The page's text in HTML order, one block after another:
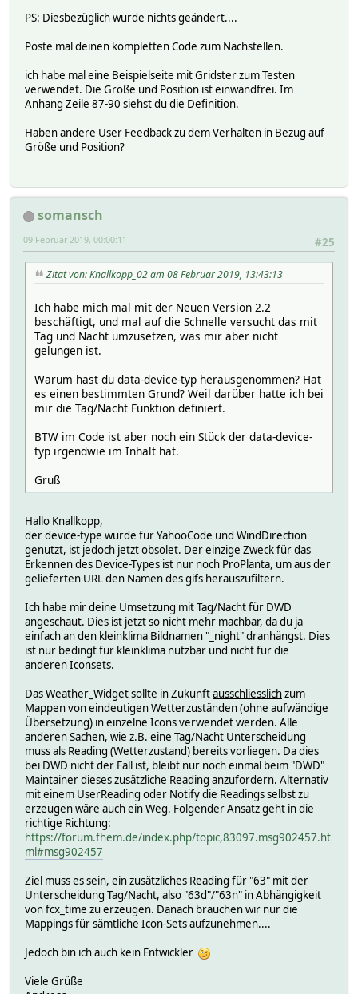
PS: Diesbezüglich wurde nichts geändert....
Poste mal deinen kompletten Code zum Nachstellen.
ich habe mal eine Beispielseite mit Gridster zum Testen
verwendet. Die Größe und Position ist einwandfrei. Im
Anhang Zeile 87-90 siehst du die Definition.
Haben andere User Feedback zu dem Verhalten in Bezug auf
Größe und Position?
somansch
#25
09 Februar 2019, 00:00:11
Zitat von: Knallkopp_02 am 08 Februar 2019, 13:43:13
Ich habe mich mal mit der Neuen Version 2.2
beschäftigt, und mal auf die Schnelle versucht das mit
Tag und Nacht umzusetzen, was mir aber nicht
gelungen ist.
Warum hast du data-device-typ herausgenommen? Hat
es einen bestimmten Grund? Weil darüber hatte ich bei
mir die Tag/Nacht Funktion definiert.
BTW im Code ist aber noch ein Stück der data-device-
typ irgendwie im Inhalt hat.
Gruß
Hallo Knallkopp,
der device-type wurde für YahooCode und WindDirection
genutzt, ist jedoch jetzt obsolet. Der einzige Zweck für das
Erkennen des Device-Types ist nur noch ProPlanta, um aus der
gelieferten URL den Namen des gifs herauszufiltern.
Ich habe mir deine Umsetzung mit Tag/Nacht für DWD
angeschaut. Dies ist jetzt so nicht mehr machbar, da du ja
einfach an den kleinklima Bildnamen "_night" dranhängst. Dies
ist nur bedingt für kleinklima nutzbar und nicht für die
anderen Iconsets.
Das Weather_Widget sollte in Zukunftausschliesslichzum
Mappen von eindeutigen Wetterzuständen (ohne aufwändige
Übersetzung) in einzelne Icons verwendet werden. Alle
anderen Sachen, wie z.B. eine Tag/Nacht Unterscheidung
muss als Reading (Wetterzustand) bereits vorliegen. Da dies
bei DWD nicht der Fall ist, bleibt nur noch einmal beim "DWD"
Maintainer dieses zusätzliche Reading anzufordern. Alternativ
mit einem UserReading oder Notify die Readings selbst zu
erzeugen wäre auch ein Weg. Folgender Ansatz geht in die
richtige Richtung:
https://forum.fhem.de/index.php/topic,83097.msg902457.ht
ml#msg902457
Ziel muss es sein, ein zusätzliches Reading für "63" mit der
Unterscheidung Tag/Nacht, also "63d"/"63n" in Abhängigkeit
von fcx_time zu erzeugen. Danach brauchen wir nur die
Mappings für sämtliche Icon-Sets aufzunehmen....
Jedoch bin ich auch kein Entwickler
Viele Grüße